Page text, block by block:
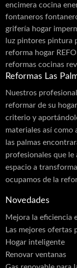
Barandillas
Carpintería de
Cancelas
Carpintería
Láminas PVC
Cerramientos
Moldes
Puertas
Carpintería de
Carpintería
Contraventanas
Corte de
Cortinas
Cristalería
Escaleras
encimera cocina
fontaneros
grifería hogar
luz pintores pintura
reforma hogar
reformas cocinas
Reformas Las
Nuestros
reformar de su
criterio y
materiales así como
las palmas
profesionales que le
espacio a
ocupamos de la
Novedades
Mejora la eficiencia
Las mejores ofertas
Hogar inteligente
Renovar ventanas